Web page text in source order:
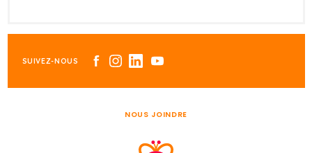
SUIVEZ-NOUS
NOUS JOINDRE